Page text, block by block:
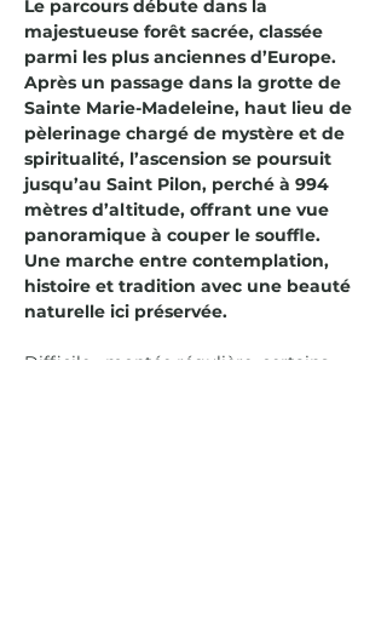
Le parcours débute dans la
majestueuse forêt sacrée, classée
parmi les plus anciennes d’Europe.
Après un passage dans la grotte de
Sainte Marie-Madeleine, haut lieu de
pèlerinage chargé de mystère et de
spiritualité, l’ascension se poursuit
jusqu’au Saint Pilon, perché à 994
mètres d’altitude, offrant une vue
panoramique à couper le souffle.
Une marche entre contemplation,
histoire et tradition avec une beauté
naturelle ici préservée.
Difficile   montée régulière, certains